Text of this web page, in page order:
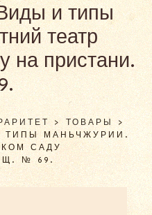
и типы
театр
на пристани.
>ТОВАРЫ>
ТИПЫ МАНЬЧЖУРИИ.
САДУ
Щ. № 69.